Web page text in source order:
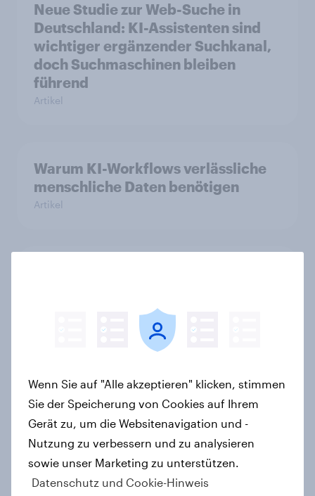
Neue Studie zur Web-Suche in
Deutschland: KI-Assistenten sind
wichtiger ergänzender Suchkanal,
doch Suchmaschinen bleiben
führend
Artikel
Warum KI-Workflows verlässliche
menschliche Daten benötigen
Artikel
KI-Assistenten etablieren sich als
zweithäufigste Informationsquelle
in Deutschland – Suchmaschinen
weiterhin führend
Artikel
Wenn Sie auf "Alle akzeptieren" klicken, stimmen
Sie der Speicherung von Cookies auf Ihrem
Gerät zu, um die Websitenavigation und -
Nutzung zu verbessern und zu analysieren
sowie unser Marketing zu unterstützen.
Datenschutz und Cookie-Hinweis